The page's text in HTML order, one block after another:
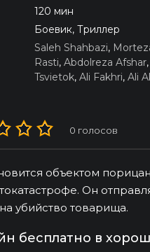
120 мин
Боевик, Триллер
Saleh Shahbazi,
Rasti, Abdolreza Afshar,
Tsvietok, Ali Fakhri, Ali
0 голосов
объектом
Он
убийство товарища.
бесплатно в